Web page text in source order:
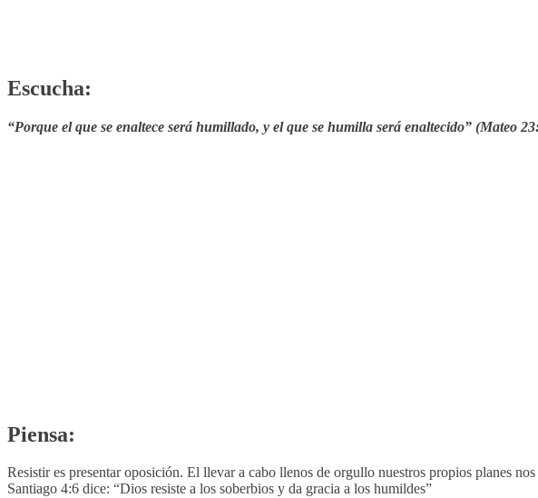
Escucha:
“Porque el que se enaltece será humillado, y el que se humilla será enaltecido” (Mateo
Piensa:
Resistir es presentar oposición. El llevar a cabo llenos de orgullo nuestros propios planes
Santiago 4:6 dice: “Dios resiste a los soberbios y da gracia a los humildes”